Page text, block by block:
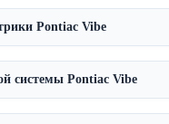
Pontiac Vibe
системы Pontiac Vibe